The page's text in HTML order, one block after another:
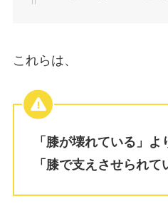
これらは、
「膝が壊れている」よ
「膝で支えさせられて